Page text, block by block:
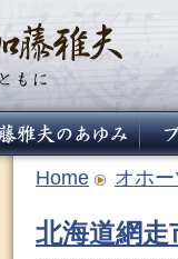
Home オホ
北海道網